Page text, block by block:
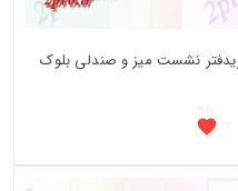
نشست میز و صندلی بلوک